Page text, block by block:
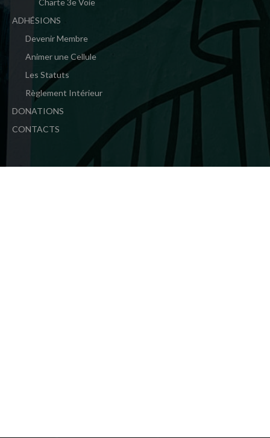
Charte 3e Voie
ADHÉSIONS
Devenir Membre
Animer une Cellule
Les Statuts
Règlement Intérieur
DONATIONS
CONTACTS